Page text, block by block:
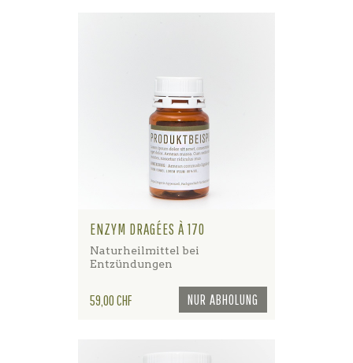
ENZYM DRAGÉES À 170
Naturheilmittel bei
Entzündungen
NUR ABHOLUNG
Preis
59,00 CHF